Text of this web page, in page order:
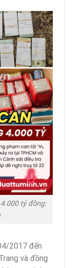
tỷ đồng:
2017 đến
và đồng